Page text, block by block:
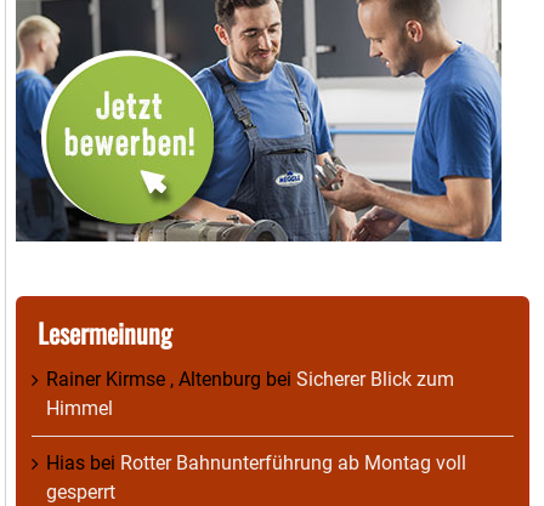
Lesermeinung
Rainer Kirmse , Altenburg bei Sicherer Blick zum
Himmel
Hias bei Rotter Bahnunterführung ab Montag voll
gesperrt